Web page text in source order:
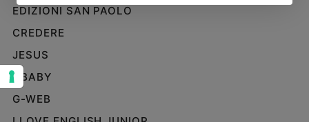
Diversità
e
Costume
Cultura
e
spettacoli
EDIZIONI SAN PAOLO
CREDERE
JESUS
GBABY
G-WEB